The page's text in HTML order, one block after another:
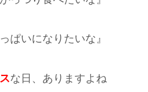
ぱいになりたいな』
な日、ありますよね